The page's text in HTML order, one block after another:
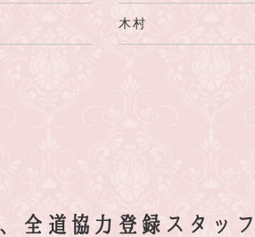
木村
全道協力登録スタッ